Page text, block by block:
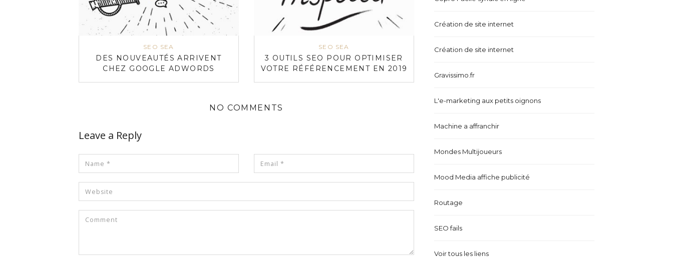
SEO SEA
DES NOUVEAUTÉS ARRIVENT
CHEZ GOOGLE ADWORDS
SEO SEA
3 OUTILS SEO POUR OPTIMISER
VOTRE RÉFÉRENCEMENT EN 2019
NO COMMENTS
Leave a Reply
Création de site internet
Création de site internet
Gravissimo.fr
L'e-marketing aux petits oignons
Machine a affranchir
Mondes Multijoueurs
Mood Media affiche publicité
Routage
SEO fails
Voir tous les liens